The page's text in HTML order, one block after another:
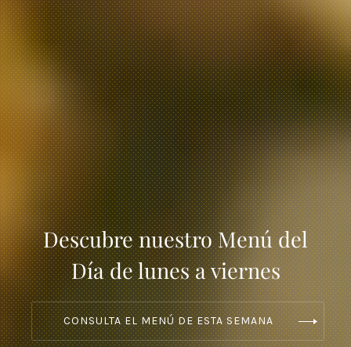
Descubre nuestro Menú del
Día de lunes a viernes
CONSULTA EL MENÚ DE ESTA SEMANA